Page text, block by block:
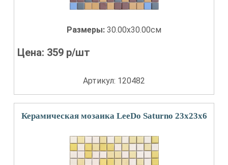
Размеры: 30.00x30.00см
Цена: 359 р/шт
Артикул: 120482
Керамическая мозаика LeeDo Saturno 23x23x6